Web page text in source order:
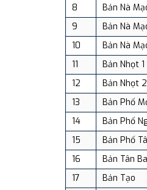
8
Bản Nà
9
Bản Nà
10
Bản Nà
11
Bản Nhọt 1
12
Bản Nhọt 2
13
Bản Phố
14
Bản Phố
15
Bản Phố
16
Bản Tân Ba
17
Bản Tạo